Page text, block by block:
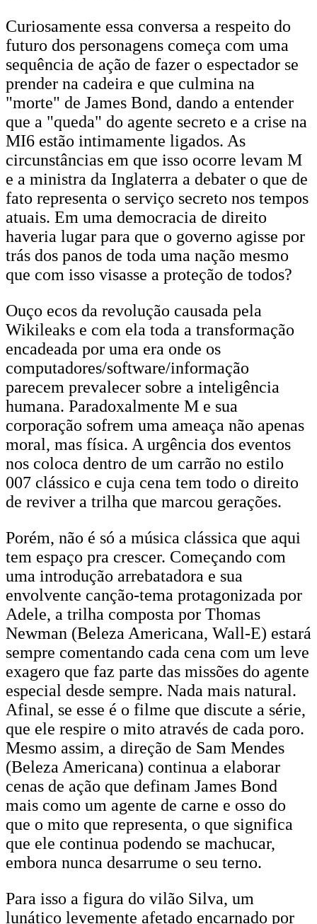
Curiosamente essa conversa a respeito do
futuro dos personagens começa com uma
sequência de ação de fazer o espectador se
prender na cadeira e que culmina na
"morte" de James Bond, dando a entender
que a "queda" do agente secreto e a crise na
MI6 estão intimamente ligados. As
circunstâncias em que isso ocorre levam M
e a ministra da Inglaterra a debater o que de
fato representa o serviço secreto nos tempos
atuais. Em uma democracia de direito
haveria lugar para que o governo agisse por
trás dos panos de toda uma nação mesmo
que com isso visasse a proteção de todos?
Ouço ecos da revolução causada pela
Wikileaks e com ela toda a transformação
encadeada por uma era onde os
computadores/software/informação
parecem prevalecer sobre a inteligência
humana. Paradoxalmente M e sua
corporação sofrem uma ameaça não apenas
moral, mas física. A urgência dos eventos
nos coloca dentro de um carrão no estilo
007 clássico e cuja cena tem todo o direito
de reviver a trilha que marcou gerações.
Porém, não é só a música clássica que aqui
tem espaço pra crescer. Começando com
uma introdução arrebatadora e sua
envolvente canção-tema protagonizada por
Adele, a trilha composta por Thomas
Newman (Beleza Americana, Wall-E) estará
sempre comentando cada cena com um leve
exagero que faz parte das missões do agente
especial desde sempre. Nada mais natural.
Afinal, se esse é o filme que discute a série,
que ele respire o mito através de cada poro.
Mesmo assim, a direção de Sam Mendes
(Beleza Americana) continua a elaborar
cenas de ação que definam James Bond
mais como um agente de carne e osso do
que o mito que representa, o que significa
que ele continua podendo se machucar,
embora nunca desarrume o seu terno.
Para isso a figura do vilão Silva, um
lunático levemente afetado encarnado por